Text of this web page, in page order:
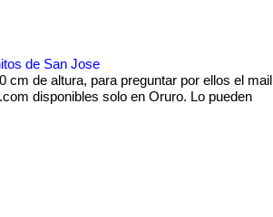
de San Jose
cm de altura, para preguntar por ellos el mail
disponibles solo en Oruro. Lo pueden